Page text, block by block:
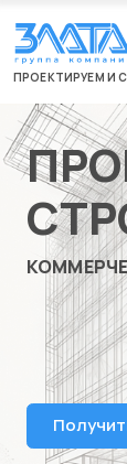
ПРОЕКТИРУЕМ И